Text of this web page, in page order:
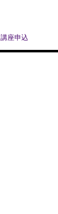
講座申込